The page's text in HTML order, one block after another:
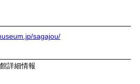
sagajou/
詳細情報